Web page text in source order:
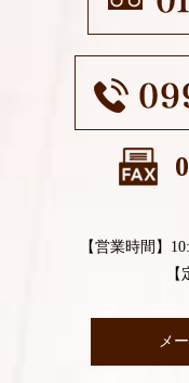
【営業時間】
メ